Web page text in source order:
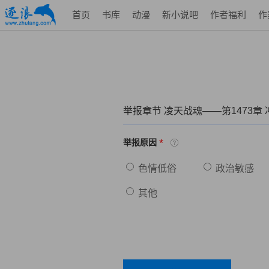
首页 书库 动漫 新小说吧 作者福利 作
举报章节 凌天战魂——第1473章
举报原因 *
色情低俗 政治敏感
其他